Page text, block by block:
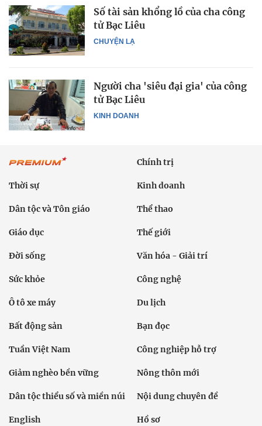
CHUYỆN LẠ
Số tài sản khổng lồ của cha công
tử Bạc Liêu
KINH DOANH
Người cha 'siêu đại gia' của công
tử Bạc Liêu
Chính trị
Thời sự Kinh doanh
Dân tộc và Tôn giáo Thể thao
Giáo dục Thế giới
Đời sống Văn hóa - Giải trí
Sức khỏe Công nghệ
Ô tô xe máy Du lịch
Bất động sản Bạn đọc
Tuần Việt Nam Công nghiệp hỗ trợ
Giảm nghèo bền vững Nông thôn mới
Dân tộc thiểu số và miền núi Nội dung chuyên đề
English Hồ sơ